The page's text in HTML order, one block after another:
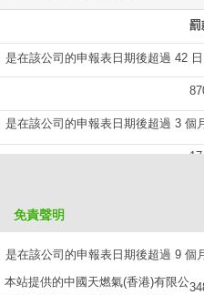
罰
是在該公司的申報表日期後超過 42
是在該公司的申報表日期後超過 3 個
是在該公司的申報表日期後超過 9 個
免責聲明
本站提供的中國天燃氣(香港)有限公